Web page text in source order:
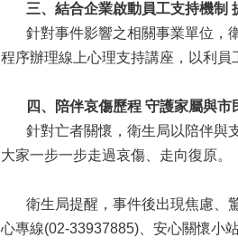
三、結合企業啟動員工支持機制
針對事件影響之相關事業單位，衛
程序辦理線上心理支持講座，以利員
四、陪伴哀傷歷程 守護家屬與市
針對亡者關懷，衛生局以陪伴與支
大家一步一步走過哀傷、走向復原。
衛生局提醒，事件後出現焦慮、驚
心專線(02-33937885)、安心關懷小